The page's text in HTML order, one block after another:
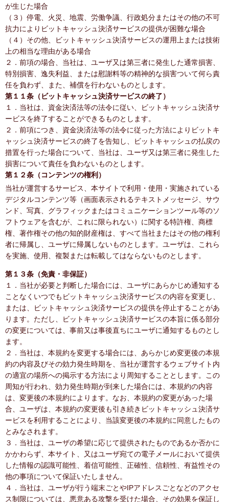
が生じた場合
（３）停電、火災、地震、労働争議、行政処分またはその他の不可
抗力によりビットキャッシュ決済サービスの提供が困難な場合
（４）その他、ビットキャッシュ決済サービスの運用上または技術
上の相当な理由がある場合
２．前項の場合、当社は、ユーザ又は第三者に発生した通常損害、
特別損害、逸失利益、または慰謝料等の精神的な損害ついて何ら責
任を負わず、また、補償を行わないものとします。
第１１条（ビットキャッシュ決済サービスの終了）
１．当社は、資金決済法等の法令に従い、ビットキャッシュ決済サ
ービスを終了することができるものとします。
２．前項につき、資金決済法等の法令に従った方法によりビットキ
ャッシュ決済サービスの終了を告知し、ビットキャッシュの払戻の
措置を行った場合について、当社は、ユーザ又は第三者に発生した
損害について責任を負わないものとします。
第１２条（コンテンツの権利）
当社が運営するサービス、本サイトで利用・使用・実施されている
デジタルコンテンツ等（画面表示されるテキストメッセージ、サウ
ンド、写真、グラフィックまたはコミュニケーションツール等のソ
フトウェアを含むが、これに限られない）に関する特許権、商標
権、著作権その他の知的財産権は、すべて当社またはその他の権利
者に帰属し、ユーザに帰属しないものとします。ユーザは、これら
を実施、使用、複製または転載してはならないものとします。
第１３条（免責・非保証）
１．当社が必要と判断した場合には、ユーザにあらかじめ通知する
ことなくいつでもビットキャッシュ決済サービスの内容を変更し、
または、ビットキャッシュ決済サービスの提供を停止することがあ
ります。ただし、ビットキャッシュ決済サービスの本旨に係る部分
の変更については、事前又は事後直ちにユーザに通知するものとし
ます。
２．当社は、本規約を変更する場合には、あらかじめ変更後の本規
約の内容及びその効力発生時期を、当社が運営するウェブサイト内
の適宜の場所への掲示する方法により周知することとします。この
周知が行われ、効力発生時期が到来した場合には、本規約の内容
は、変更後の本規約によります。なお、本規約の変更があった場
合、ユーザは、本規約の変更後も引き続きビットキャッシュ決済サ
ービスを利用することにより、当該変更後の本規約に同意したもの
とみなされます。
３．当社は、ユーザの希望に応じて提供されたものであるか否かに
かかわらず、本サイト、又はユーザ宛ての電子メールにおいて提供
した情報の認識可能性、着信可能性、正確性、信頼性、有益性その
他の事項について保証いたしません。
４．当社は、ユーザが行う端末ごとやIPアドレスごとなどのアクセ
ス制限については、悪意ある攻撃を受けた場合、その効果を保証し